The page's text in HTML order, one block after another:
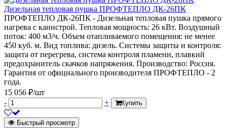
Дизельная тепловая пушка ПРОФТЕПЛО ДК-26ПК
ПРОФТЕПЛО ДК-26ПК - Дизельная тепловая пушка прямого
нагрева с канистрой. Тепловая мощность: 26 кВт. Воздушный
поток: 400 м3/ч. Объем отапливаемого помещения: не менее
450 куб. м. Вид топлива: дизель. Системы защиты и контроля:
защита от перегрева, система контроля пламени, плавкий
предохранитель скачков напряжения. Производство: Россия.
Гарантия от официального производителя ПРОФТЕПЛО - 2
года.
15 056 ₽/шт
-
+ Купить
Быстрый просмотр